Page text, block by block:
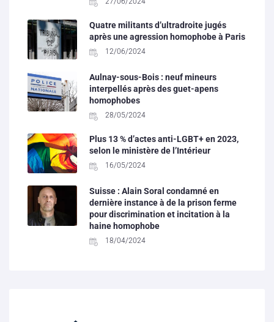
Quatre militants d’ultradroite jugés
après une agression homophobe à Paris
12/06/2024
Aulnay-sous-Bois : neuf mineurs
interpellés après des guet-apens
homophobes
28/05/2024
Plus 13 % d’actes anti-LGBT+ en 2023,
selon le ministère de l’Intérieur
16/05/2024
Suisse : Alain Soral condamné en
dernière instance à de la prison ferme
pour discrimination et incitation à la
haine homophobe
18/04/2024